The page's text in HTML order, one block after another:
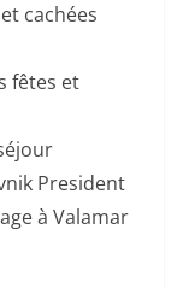
cachées
fêtes et
President
à Valamar